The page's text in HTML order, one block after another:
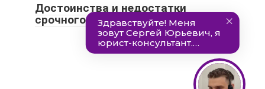
Достоинства и недостатки
срочного трудового договора